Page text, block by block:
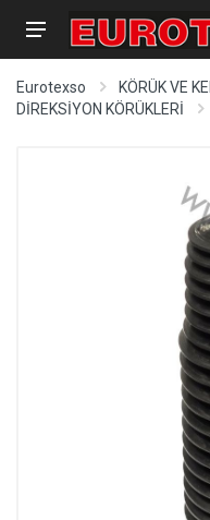
Eurotexso
KÖRÜK VE
DİREKSİYON KÖRÜKLERİ